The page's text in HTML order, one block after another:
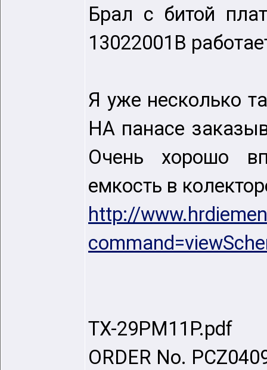
Брал с битой
13022001B
Я уже несколько
НА панасе
Очень хорошо
емкость в
http://
TX-29PM11P.pdf
ORDER No.